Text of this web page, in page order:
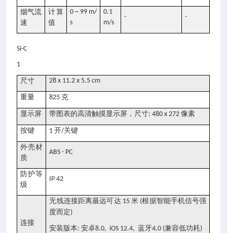
烟气流
速
计算
值
0 ~ 99 m/
s
0.1
m/s
- -
Si-C
1
尺寸 28 x 11.2 x 5.5 cm
重量 825 克
显示屏 带图表的高清触摸显示屏，尺寸: 480 x 272像素
按键 1开/关键
外壳材
质
ABS - PC
防护等
级
IP 42
连接
无线连接距离最远可达 15米 (根据智能手机信号强
度而定)
安装版本:安卓8.0, iOS 12.4,蓝牙4.0 (兼容低功耗)